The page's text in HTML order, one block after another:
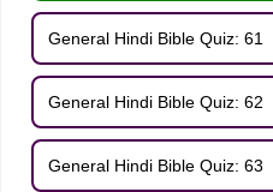
General Hindi Bible Quiz: 61
General Hindi Bible Quiz: 62
General Hindi Bible Quiz: 63